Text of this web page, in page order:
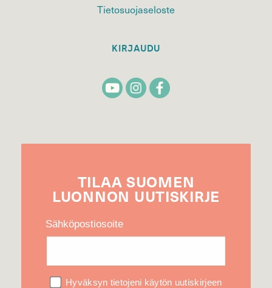
Tietosuojaseloste
KIRJAUDU
TILAA SUOMEN
LUONNON UUTIS­KIRJE
Sähköpostiosoite
Hyväksyn tietojeni käytön uutiskirjeen